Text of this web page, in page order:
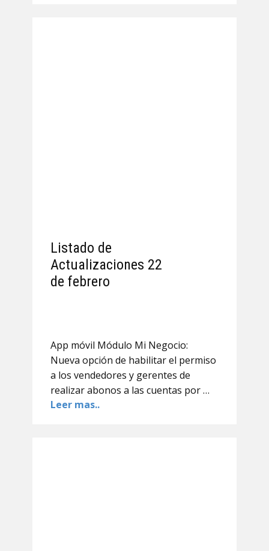
Listado de
Actualizaciones 22
de febrero
App móvil Módulo Mi Negocio:
Nueva opción de habilitar el permiso
a los vendedores y gerentes de
realizar abonos a las cuentas por …
Leer mas..